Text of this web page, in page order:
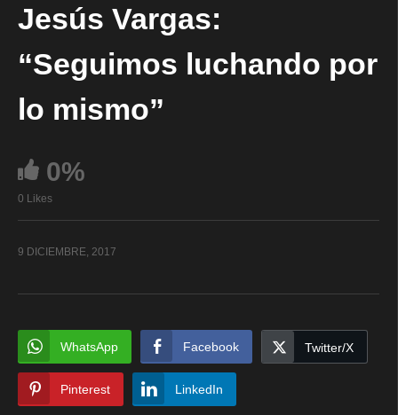
Jesús Vargas:
“Seguimos luchando por
lo mismo”
0%
0 Likes
9 DICIEMBRE, 2017
WhatsApp Facebook Twitter/X
Pinterest LinkedIn